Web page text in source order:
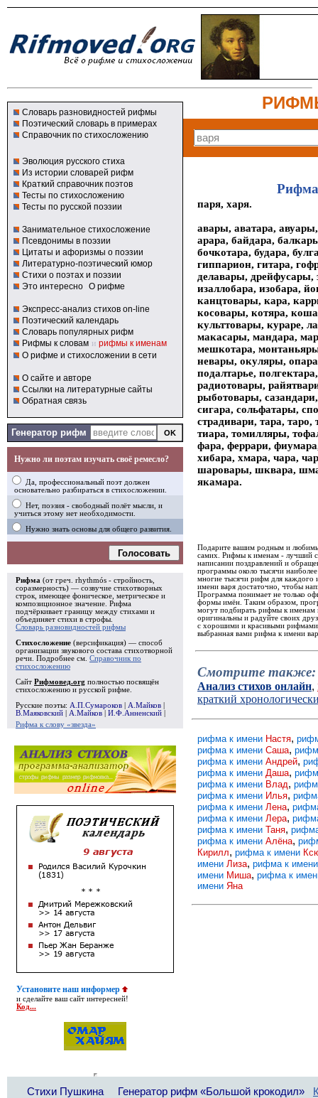
Словарь разновидностей рифмы
Поэтический словарь в примерах
Справочник по стихосложению
Эволюция русского стиха
Из истории словарей рифм
Краткий справочник поэтов
Тесты по стихосложению
Тесты по русской поэзии
Занимательное стихосложение
Псевдонимы в поэзии
Цитаты и афоризмы о поэзии
Литературно-поэтический юмор
Стихи о поэтах и поэзии
Это интересно О рифме
Экспресс-анализ стихов on-line
Поэтический календарь
Словарь популярных рифм
Рифмы к словам и рифмы к именам
О рифме и стихосложении в сети
О сайте и авторе
Ссылки на литературные сайты
Обратная связь
Генератор рифм
Нужно ли поэтам изучать своё ремесло?
Да, профессиональный поэт должен
основательно разбираться в стихосложении.
Нет, поэзия - свободный полёт мысли, и
учиться этому нет необходимости.
Нужно знать основы для общего развития.
Голосовать
Рифма (от греч. rhythmós - стройность,
соразмерность) — созвучие стихотворных
строк, имеющее фоническое, метрическое и
композиционное значение. Рифма
подчёркивает границу между стихами и
объединяет стихи в строфы
Словарь разновидностей рифмы
Стихосложение (версификация) — способ
организации звукового состава стихотворной
речи. Подробнее см. Справочник по
стихосложению
Сайт Рифмовед.org полностью посвящён
стихосложению и русской рифме.
Русские поэты: А.П.Сумароков А.Майков
В.Маяковский
А.Майков И.Ф.Анненский
Рифма к слову «звезда»
Установите наш информер
и сделайте ваш сайт интересней!
Код...
паря, харя.
авары, аватара,
арара, байдара,
бочкотара, будара,
гиппарион, гитара,
делавары, дрейфусары,
изаллобара, изобара,
канцтовары, кара,
косовары, котяра,
культтовары, кураре,
макасары, мандара,
мешкотара,
невары, окуляры,
подалтарье,
радиотовары,
рыботовары,
сигара, сольфатары,
страдивари, тара,
тиара, томилляры,
фара, феррари,
хибара, хмара, чара,
шаровары, шквара,
якамара.
Подарите вашим родным и
самих. Рифмы к именам - лучший
написании поздравлений и
программы около тысячи
многие тысячи рифм для каждого
имени варя достаточно, чтобы
Программа понимает не только
формы имён. Таким образом,
могут подбирать рифмы к именам
оригинальны и радуйте своих
с хорошими и красивыми
выбранная вами рифма к имени
Смотрите также:
Анализ стихов онлайн,
краткий
рифма к имени Настя,
рифма к имени Саша,
рифма к имени Андрей,
рифма к имени Даша,
рифма к имени Влад,
рифма к имени Илья,
рифма к имени Лена,
рифма к имени Лера,
рифма к имени Таня,
рифма к имени Алёна,
Кирилл, рифма к имени
имени Лиза, рифма к
имени Миша, рифма к
имени Яна
Стихи Пушкина Генератор рифм «Большой крокодил»